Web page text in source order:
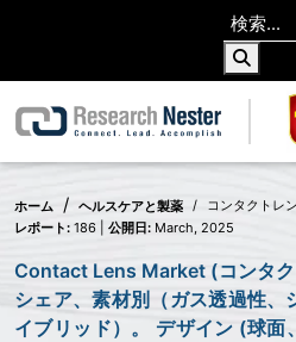
ホーム ヘルスケアと製薬
コンタクトレ
レポート: 186 | 公開日: March, 2025
Contact Lens Market (コンタ
シェア、素材別（ガス透過性、
イブリッド）。 デザイン (球面